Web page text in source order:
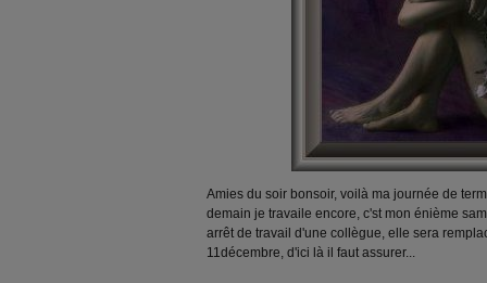
Amies du soir bonsoir, voilà ma journée de
demain je travaile encore, c'st mon énième
arrêt de travail d'une collègue, elle sera
11décembre, d'ici là il faut assurer...